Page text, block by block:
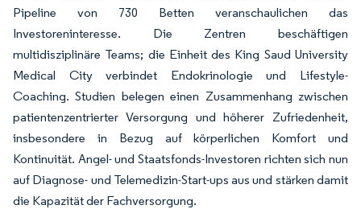
Pipeline von 730 Betten veranschaulichen das
Investoreninteresse. Die Zentren beschäftigen
multidisziplinäre Teams; die Einheit des King Saud University
Medical City verbindet Endokrinologie und Lifestyle-
Coaching. Studien belegen einen Zusammenhang zwischen
patientenzentrierter Versorgung und höherer Zufriedenheit,
insbesondere in Bezug auf körperlichen Komfort und
Kontinuität. Angel- und Staatsfonds-Investoren richten sich nun
auf Diagnose- und Telemedizin-Start-ups aus und stärken damit
die Kapazität der Fachversorgung.